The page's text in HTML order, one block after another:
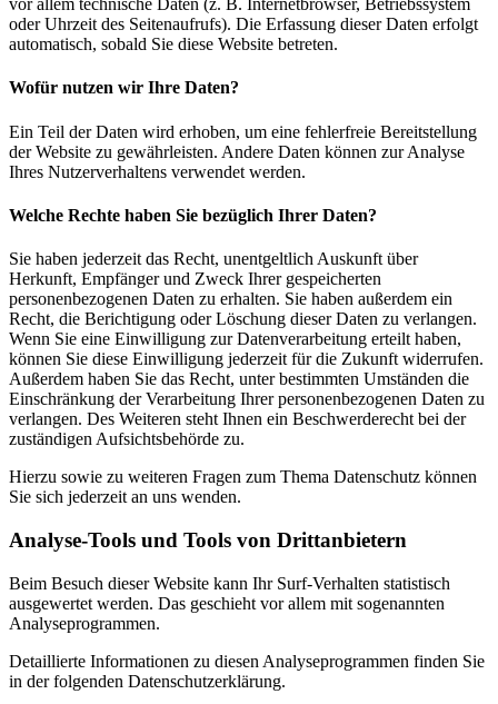
vor allem technische Daten (z. B. Internetbrowser, Betriebssystem
oder Uhrzeit des Seitenaufrufs). Die Erfassung dieser Daten erfolgt
automatisch, sobald Sie diese Website betreten.
Wofür nutzen wir Ihre Daten?
Ein Teil der Daten wird erhoben, um eine fehlerfreie Bereitstellung
der Website zu gewährleisten. Andere Daten können zur Analyse
Ihres Nutzerverhaltens verwendet werden.
Welche Rechte haben Sie bezüglich Ihrer Daten?
Sie haben jederzeit das Recht, unentgeltlich Auskunft über
Herkunft, Empfänger und Zweck Ihrer gespeicherten
personenbezogenen Daten zu erhalten. Sie haben außerdem ein
Recht, die Berichtigung oder Löschung dieser Daten zu verlangen.
Wenn Sie eine Einwilligung zur Datenverarbeitung erteilt haben,
können Sie diese Einwilligung jederzeit für die Zukunft widerrufen.
Außerdem haben Sie das Recht, unter bestimmten Umständen die
Einschränkung der Verarbeitung Ihrer personenbezogenen Daten zu
verlangen. Des Weiteren steht Ihnen ein Beschwerderecht bei der
zuständigen Aufsichtsbehörde zu.
Hierzu sowie zu weiteren Fragen zum Thema Datenschutz können
Sie sich jederzeit an uns wenden.
Analyse-Tools und Tools von Drittanbietern
Beim Besuch dieser Website kann Ihr Surf-Verhalten statistisch
ausgewertet werden. Das geschieht vor allem mit sogenannten
Analyseprogrammen.
Detaillierte Informationen zu diesen Analyseprogrammen finden Sie
in der folgenden Datenschutzerklärung.